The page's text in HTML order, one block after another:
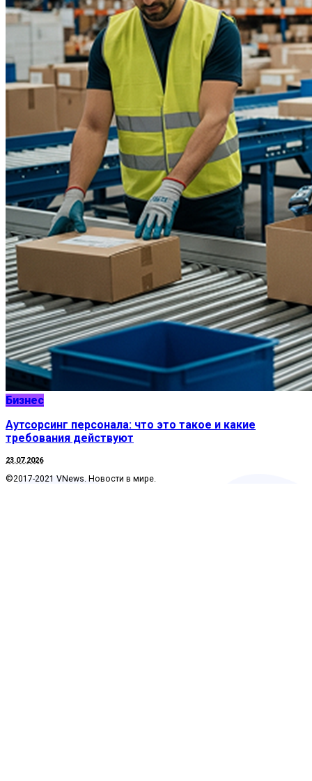
Бизнес
Аутсорсинг персонала: что это такое и какие
требования действуют
23.07.2026
©2017-2021 VNews. Новости в мире.